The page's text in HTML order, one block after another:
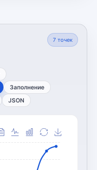
7 точек
Заполнение
JSON